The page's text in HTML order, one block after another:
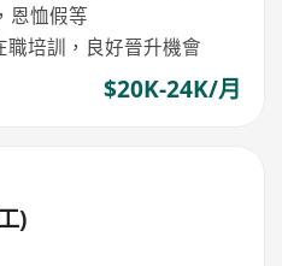
恩恤假等
職培訓，良好晉升機會
$20K-24K/月
)